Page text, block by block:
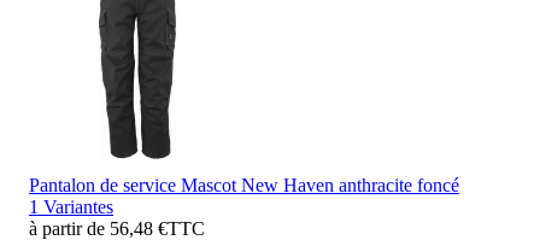
Pantalon de service Mascot New Haven anthracite foncé
1 Variantes
à partir de 56,48 €TTC